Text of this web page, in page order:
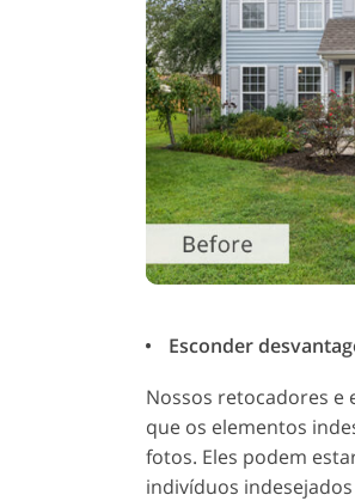
Esconder
Nossos retocadores e
que os elementos
fotos. Eles podem
indivíduos